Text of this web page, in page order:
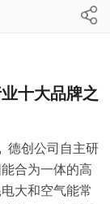
十大品牌之
德创公司自主研
合为一体的高
大和空气能常